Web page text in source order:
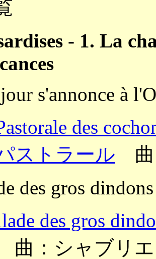
- 1. La
s'annonce à
des
ストラール 曲
des gros dindons
des gros
曲：シャブリエ